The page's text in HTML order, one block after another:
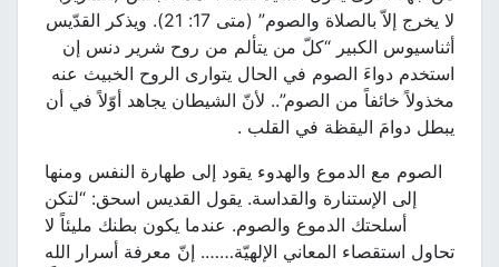
لا يخرج إلاّ بالصلاة والصوم” (متى 17: 21). ويذكر القدّيس
أثناسيوس الكبير “كلّ من يتألم من روح شرير دنس إن
استخدم دواءَ الصوم في الحال يتوارى الروح الخبيث عنه
مخذولاً خائفاً من الصوم”.. لأنّ الشيطان يجاهد أوّلاً في أن
يبطل دوامَ اليقظة في القلب .
الصوم مع الدموع والهدوء يقود إلى طهارة النفس ومنها
إلى الإستنارة والقداسة. يقول القديس اسحق: “لتكن
أسلحتك الدموع والصوم. عندما يكون بطنك مليئاً لا
تحاول استقصاء المعاني الإلهيّة……. إنّ معرفة أسرار الله